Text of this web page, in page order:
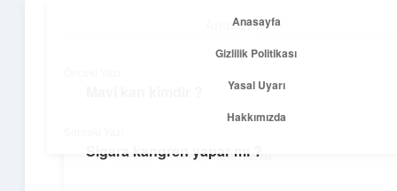
Anasayfa
Yasal Uyarı
Hakkımızda
Temiz Fikir Pınarı
Sigara kangren yapar mı ?
Anasayfa
Gizlilik Politikası
Yasal Uyarı
Hakkımızda